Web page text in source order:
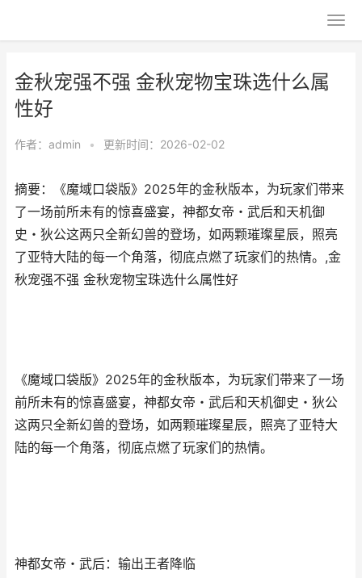
金秋宠强不强 金秋宠物宝珠选什么属
性好
作者： admin • 更新时间：2026-02-02
摘要：《魔域口袋版》2025年的金秋版本，为玩家们带来
了一场前所未有的惊喜盛宴，神都女帝・武后和天机御
史・狄公这两只全新幻兽的登场，如两颗璀璨星辰，照亮
了亚特大陆的每一个角落，彻底点燃了玩家们的热情。,金
秋宠强不强 金秋宠物宝珠选什么属性好
《魔域口袋版》2025年的金秋版本，为玩家们带来了一场
前所未有的惊喜盛宴，神都女帝・武后和天机御史・狄公
这两只全新幻兽的登场，如两颗璀璨星辰，照亮了亚特大
陆的每一个角落，彻底点燃了玩家们的热情。
神都女帝・武后：输出王者降临